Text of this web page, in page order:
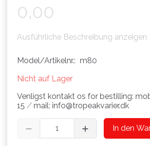
0,00
Ausführliche Beschreibung anzeigen
Model/Artikelnr.: m80
Nicht auf Lager
Venligst kontakt os for bestilling:
15 ⁄ mail: info@tropeakvarier.dk
In den